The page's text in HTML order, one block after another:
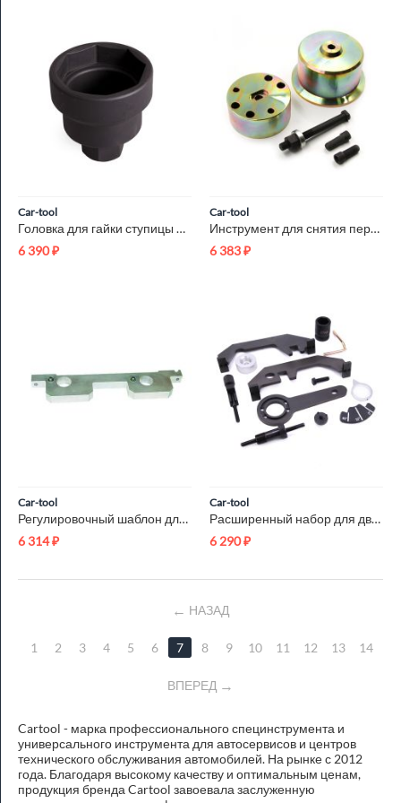
Car-tool
Головка для гайки ступицы передних колес SCANIA 8 граней, 80 ...
6 390₽
Car-tool
Инструмент для снятия переднего сальника коленвала NISSAN Car...
6 383₽
Car-tool
Регулировочный шаблон для N51/N52 Car-Tool CT-A1188-2
6 314₽
Car-tool
Расширенный набор для двигателей N62 / N73 Car-Tool CT-N62_N73
6 290₽
НАЗАД
1 2 3 4 5 6 7 8 9 10 11 12 13 14
ВПЕРЕД
Cartool - марка профессионального специнструмента и
универсального инструмента для автосервисов и центров
технического обслуживания автомобилей. На рынке с 2012
года. Благодаря высокому качеству и оптимальным ценам,
продукция бренда Cartool завоевала заслуженную